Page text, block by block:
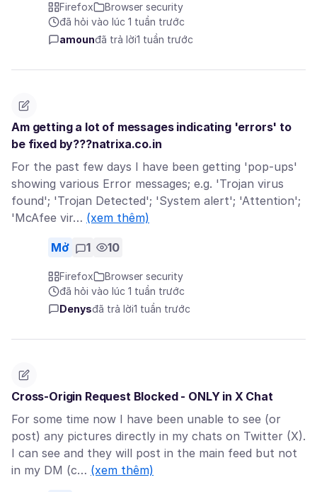
Firefox
Browser security
đã hỏi vào lúc 1 tuần trước
amounđã trả lời1 tuần trước
Am getting a lot of messages indicating 'errors' to
be fixed by???natrixa.co.in
For the past few days I have been getting 'pop-ups'
showing various Error messages; e.g. 'Trojan virus
found'; 'Trojan Detected'; 'System alert'; 'Attention';
'McAfee vir… (xem thêm)
Mở 1 10
Firefox
Browser security
đã hỏi vào lúc 1 tuần trước
Denysđã trả lời1 tuần trước
Cross-Origin Request Blocked - ONLY in X Chat
For some time now I have been unable to see (or
post) any pictures directly in my chats on Twitter (X).
I can see and they will post in the main feed but not
in my DM (c… (xem thêm)